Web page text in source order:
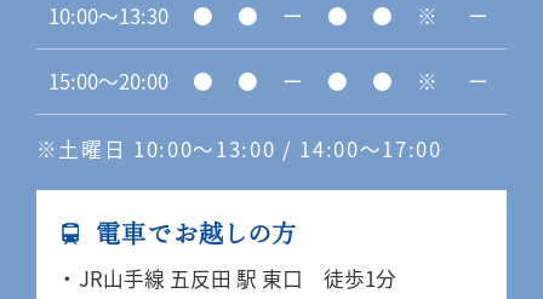
10:00〜13:30 ● ● ー ● ● ※ ー
15:00〜20:00 ● ● ー ● ● ※ ー
※土曜日 10:00〜13:00 / 14:00〜17:00
電車でお越しの方
JR山手線 五反田 駅 東口 徒歩1分